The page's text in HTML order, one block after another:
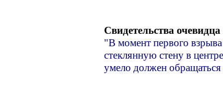
Свидетельства
"В момент первого
стеклянную стену в
умело должен